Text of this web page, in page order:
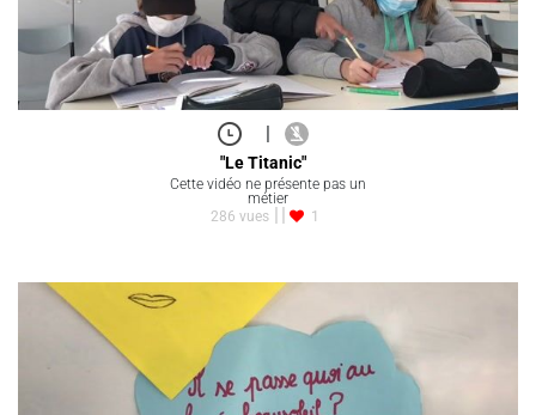
|
"Le Titanic"
Cette vidéo ne présente pas un
métier
286 vues
1